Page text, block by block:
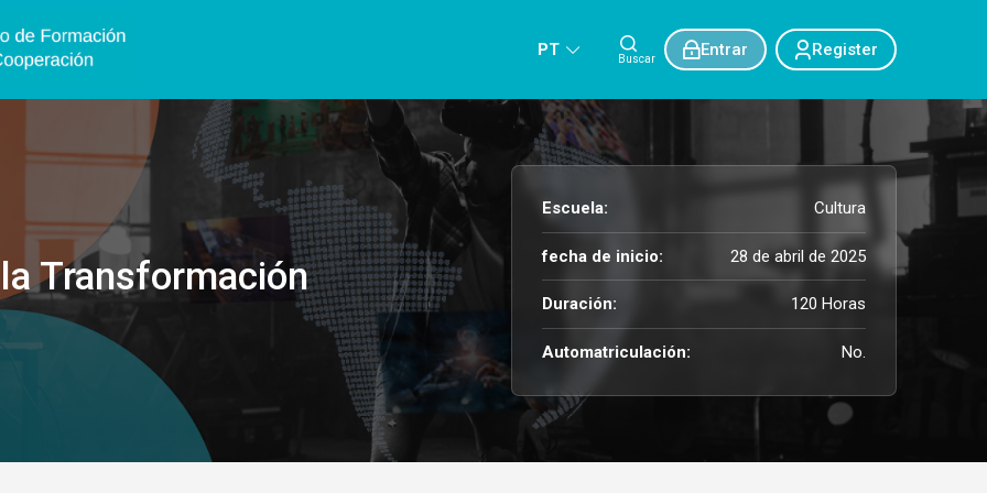
PT
Buscar Entrar Register
Transformación
Escuela: Cultura
fecha de inicio: 28 de abril de 2025
Duración: 120 Horas
Automatriculación: No.